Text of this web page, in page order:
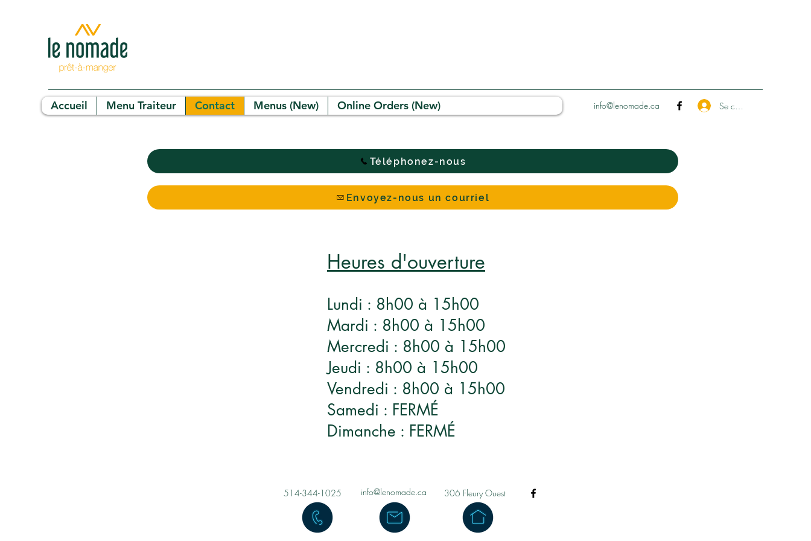
Accueil Menu Traiteur Contact Menus (New) Online Orders (New) info@lenomade.ca Se connecter
Téléphonez-nous
Envoyez-nous un courriel
Heures d'ouverture
Lundi : 8h00 à 15h00
Mardi : 8h00 à 15h00
Mercredi : 8h00 à 15h00
Jeudi : 8h00 à 15h00
Vendredi : 8h00 à 15h00
Samedi : FERMÉ
Dimanche : FERMÉ
514-344-1025 info@lenomade.ca 306 Fleury Ouest